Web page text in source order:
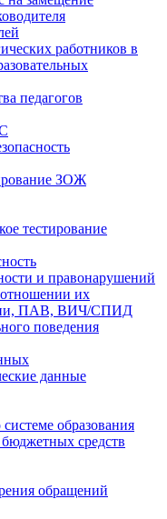
работников в
педагогов
ЗОЖ
тестирование
и правонарушений
их
ПАВ, ВИЧ/СПИД
поведения
данные
образования
средств
обращений